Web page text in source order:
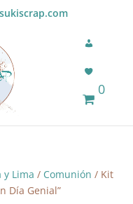
0
Lima / Comunión / Kit
Día Genial”